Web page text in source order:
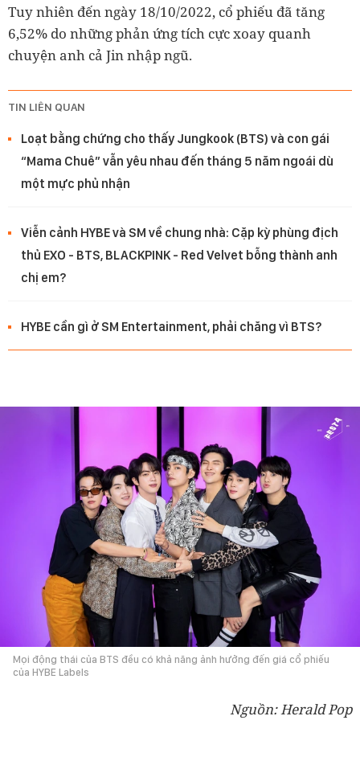
Tuy nhiên đến ngày 18/10/2022, cổ phiếu đã tăng
6,52% do những phản ứng tích cực xoay quanh
chuyện anh cả Jin nhập ngũ.
TIN LIÊN QUAN
Loạt bằng chứng cho thấy Jungkook (BTS) và con gái
“Mama Chuê” vẫn yêu nhau đến tháng 5 năm ngoái dù
một mực phủ nhận
Viễn cảnh HYBE và SM về chung nhà: Cặp kỳ phùng địch
thủ EXO - BTS, BLACKPINK - Red Velvet bỗng thành anh
chị em?
HYBE cần gì ở SM Entertainment, phải chăng vì BTS?
Mọi động thái của BTS đều có khả năng ảnh hưởng đến giá cổ phiếu
của HYBE Labels
Nguồn: Herald Pop